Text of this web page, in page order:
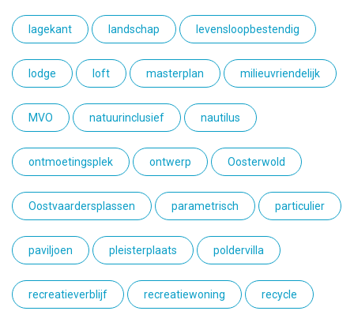
lagekant landschap levensloopbestendig
lodge loft masterplan milieuvriendelijk
MVO natuurinclusief nautilus
ontmoetingsplek ontwerp Oosterwold
Oostvaardersplassen parametrisch particulier
paviljoen pleisterplaats poldervilla
recreatieverblijf recreatiewoning recycle